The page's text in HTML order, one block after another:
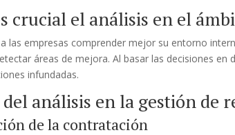
crucial el análisis en el
las empresas comprender mejor su entorno
áreas de mejora. Al basar las decisiones
infundadas.
análisis en la gestión de
de la contratación